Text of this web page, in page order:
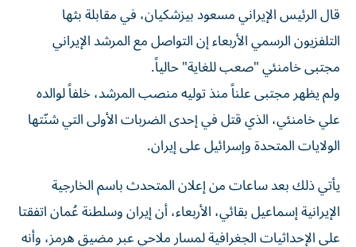
قال ‌الرئيس الإيراني ​مسعود ⁠بيزشكيان، في مقابلة ‌بثها
التلفزيون ‌الرسمي الأربعاء ‌إن التواصل مع ⁠المرشد الإيراني
مجتبى خامنئي "صعب للغاية" حالياً.
ولم يظهر مجتبى علناً ​منذ توليه منصب ‌المرشد، خلفاً لوالده
علي خامنئي، الذي قتل ​في ‌إحدى ‌الضربات الأولى التي شنّتها
الولايات ‌المتحدة وإسرائيل ‌على ⁠إيران.
يأتي ذلك بعد ساعات من إعلان المتحدث باسم الخارجية
الإيرانية إسماعيل ⁠بقائي، الأربعاء، أن إيران وسلطنة عُمان اتفقتا
‌على الإحداثيات الجغرافية ⁠لمسار ملاحي عبر مضيق هرمز، وأنه